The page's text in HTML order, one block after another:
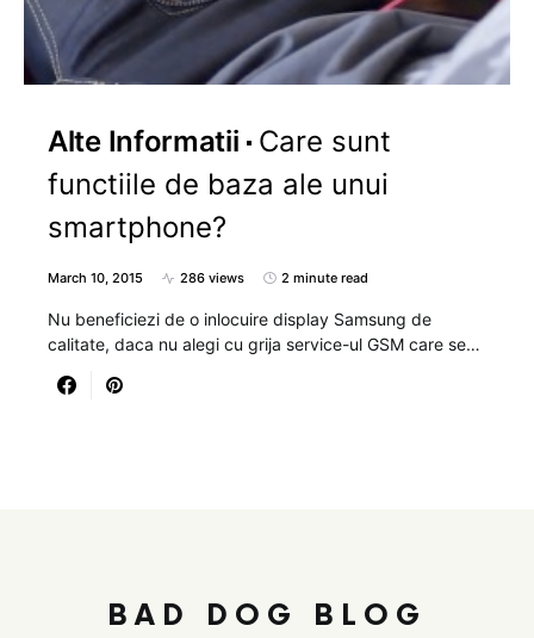
Alte Informatii
Care sunt
functiile de baza ale unui
smartphone?
March 10, 2015 286 views 2 minute read
Nu beneficiezi de o inlocuire display Samsung de
calitate, daca nu alegi cu grija service-ul GSM care se…
BAD DOG BLOG